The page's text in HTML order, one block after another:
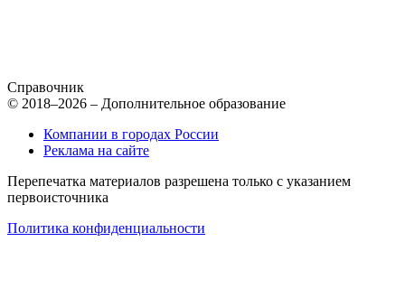
Справочник
© 2018–2026 – Дополнительное образование
Компании в городах России
Реклама на сайте
Перепечатка материалов разрешена только с указанием
первоисточника
Политика конфиденциальности